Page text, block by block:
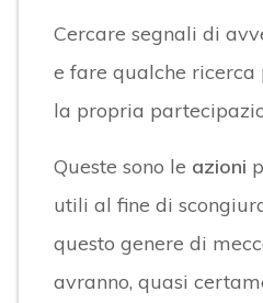
Cercare segnali di
e fare qualche
la propria
Queste sono le azioni
utili al fine di
questo genere di
avranno, quasi